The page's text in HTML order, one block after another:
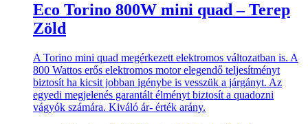
Eco Torino 800W mini quad – Terep
Zöld
A Torino mini quad megérkezett elektromos változatban is. A
800 Wattos erős elektromos motor elegendő teljesítményt
biztosít ha kicsit jobban igénybe is vesszük a járgányt. Az
egyedi megjelenés garantált élményt biztosít a quadozni
vágyók számára. Kiváló ár- érték arány.